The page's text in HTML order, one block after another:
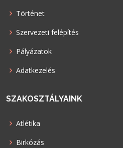
Történet
Szervezeti felépítés
Pályázatok
Adatkezelés
SZAKOSZTÁLYAINK
Atlétika
Birkózás